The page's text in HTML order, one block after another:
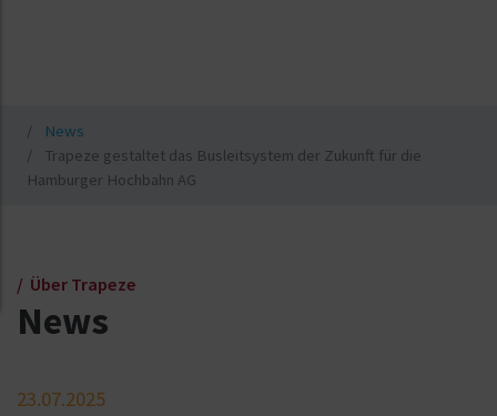
News
Trapeze gestaltet das Busleitsystem der Zukunft für die
Hamburger Hochbahn AG
Über Trapeze
News
23.07.2025